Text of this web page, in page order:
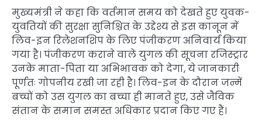
मुख्यमंत्री ने कहा कि वर्तमान समय को देखते हुए युवक-
युवतियों की सुरक्षा सुनिश्चित के उद्देश्य से इस कानून में
लिव-इन रिलेशनशिप के लिए पंजीकरण अनिवार्य किया
गया है। पंजीकरण कराने वाले युगल की सूचना रजिस्ट्रार
उनके माता-पिता या अभिभावक को देगा, ये जानकारी
पूर्णतः गोपनीय रखी जा रही है। लिव-इन के दौरान जन्में
बच्चों को उस युगल का बच्चा ही मानते हुए, उसे जैविक
संतान के समान समस्त अधिकार प्रदान किए गए हैं।